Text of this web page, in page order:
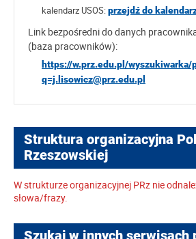
kalendarz USOS:przejdź do
Link bezpośredni do danych
(baza pracowników):
https://w.prz.edu.pl/wyszukiwarka/
q=j.lisowicz@prz.edu.pl
Struktura organizacyjna
Rzeszowskiej
W strukturze organizacyjnej PRz nie
słowa/frazy.